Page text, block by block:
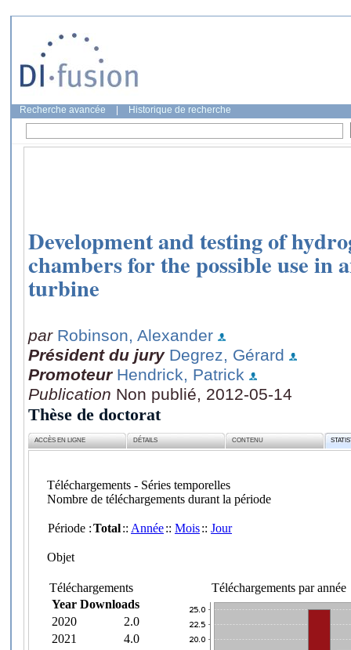
Recherche avancée Historique de recherche
Development and testing of
chambers for the possible use in
turbine
par Robinson, Alexander
Président du jury Degrez, Gérard
Promoteur Hendrick, Patrick
Publication Non publié, 2012-05-14
Thèse de doctorat
ACCÈS EN LIGNE DÉTAILS CONTENU